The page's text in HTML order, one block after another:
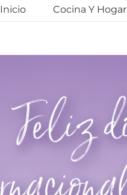
Inicio Cocina Y Hogar